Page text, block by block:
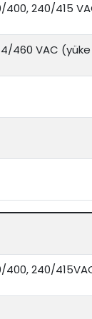
400, 240/415
460 VAC (yüke
400, 240/